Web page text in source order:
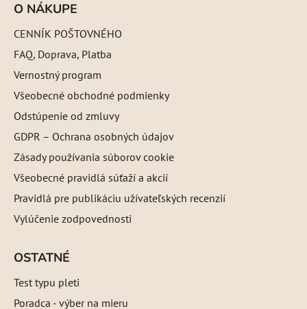
O NÁKUPE
CENNÍK POŠTOVNÉHO
FAQ, Doprava, Platba
Vernostný program
Všeobecné obchodné podmienky
Odstúpenie od zmluvy
GDPR – Ochrana osobných údajov
Zásady používania súborov cookie
Všeobecné pravidlá súťaží a akcií
Pravidlá pre publikáciu užívateľských recenzií
Vylúčenie zodpovednosti
OSTATNÉ
Test typu pleti
Poradca - výber na mieru